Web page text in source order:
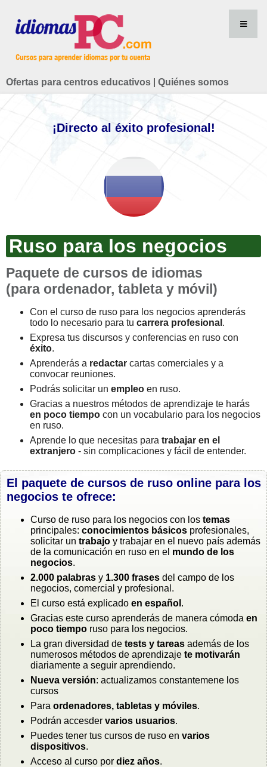
Ofertas para centros educativos Quiénes somos
¡Directo al éxito profesional!
Ruso para los negocios
Paquete de cursos de idiomas
(para ordenador, tableta y móvil)
Con el curso de ruso para los negocios aprenderás
todo lo necesario para tu carrera profesional .
Expresa tus discursos y conferencias en ruso con
éxito.
Aprenderás a redactar cartas comerciales y a
convocar reuniones.
Podrás solicitar un empleo en ruso.
Gracias a nuestros métodos de aprendizaje te harás
en poco tiempo con un vocabulario para los negocios
en ruso.
Aprende lo que necesitas para trabajar en el
extranjero - sin complicaciones y fácil de entender.
El paquete de cursos de ruso online para los
negocios te ofrece:
Curso de ruso para los negocios con los temas
principales: conocimientos básicos profesionales,
solicitar un trabajo y trabajar en el nuevo país además
de la comunicación en ruso en el mundo de los
negocios.
2.000 palabras y 1.300 frases del campo de los
negocios, comercial y profesional.
El curso está explicado en español .
Gracias este curso aprenderás de manera cómoda en
poco tiempo ruso para los negocios.
La gran diversidad de tests y tareas además de los
numerosos métodos de aprendizaje te motivarán
diariamente a seguir aprendiendo.
Nueva versión: actualizamos constantemene los
cursos
Para ordenadores, tabletas y móviles.
Podrán accesder varios usuarios.
Puedes tener tus cursos de ruso en varios
dispositivos.
Acceso al curso por diez años.